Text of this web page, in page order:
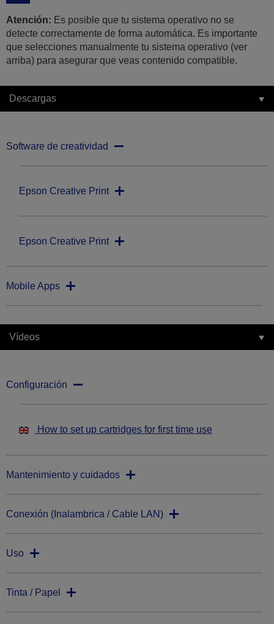
Atención: Es posible que tu sistema operativo no se
detecte correctamente de forma automática. Es importante
que selecciones manualmente tu sistema operativo (ver
arriba) para asegurar que veas contenido compatible.
Descargas
Software de creatividad
Epson Creative Print
Epson Creative Print
Mobile Apps
Vídeos
Configuración
How to set up cartridges for first time use
Mantenimiento y cuidados
Conexión (Inalambrica / Cable LAN)
Uso
Tinta / Papel